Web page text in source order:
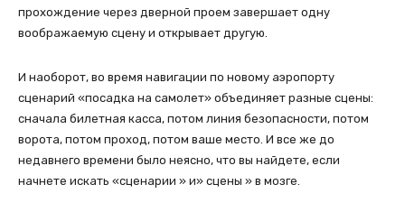
прохождение через дверной проем завершает одну
воображаемую сцену и открывает другую.
И наоборот, во время навигации по новому аэропорту
сценарий «посадка на самолет» объединяет разные сцены:
сначала билетная касса, потом линия безопасности, потом
ворота, потом проход, потом ваше место. И все же до
недавнего времени было неясно, что вы найдете, если
начнете искать «сценарии » и» сцены » в мозге.